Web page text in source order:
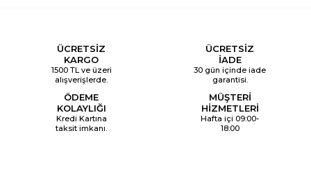
ÜCRETSİZ
KARGO
1500 TL ve üzeri
alışverişlerde.
ÜCRETSİZ
İADE
30 gün içinde iade
garantisi.
ÖDEME
KOLAYLIĞI
Kredi Kartına
taksit imkanı.
MÜŞTERİ
HİZMETLERİ
Hafta içi 09:00-
18:00